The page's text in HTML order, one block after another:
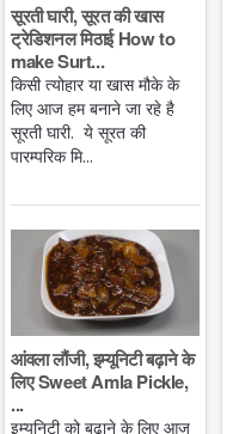
सूरती घारी, सूरत की खास
ट्रेडिशनल मिठाई How to
make Surt...
किसी त्योहार या खास मौके के
लिए आज हम बनाने जा रहे है
सूरती घारी. ये सूरत की
पारम्परिक मि...
आंवला लौंजी, इम्यूनिटी बढ़ाने के
लिए Sweet Amla Pickle,
...
इम्यूनिटी को बढ़ाने के लिए आज